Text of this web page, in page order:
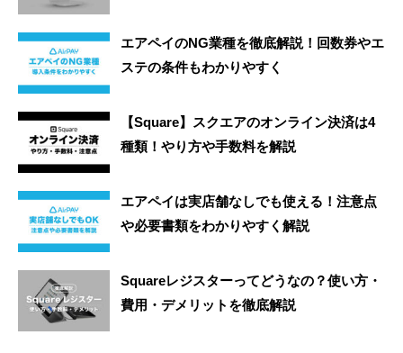
エアペイのNG業種を徹底解説！回数券やエ
ステの条件もわかりやすく
【Square】スクエアのオンライン決済は4
種類！やり方や手数料を解説
エアペイは実店舗なしでも使える！注意点
や必要書類をわかりやすく解説
Squareレジスターってどうなの？使い方・
費用・デメリットを徹底解説